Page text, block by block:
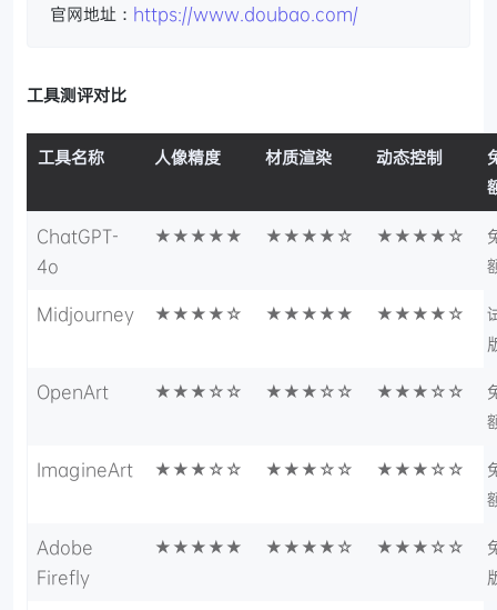
官网地址： https://www.doubao.com/
工具测评对比
工具名称 人像精度 材质渲染 动态控制
ChatGPT-
4o
★★★★★ ★★★★☆ ★★★★☆
Midjourney ★★★★☆ ★★★★★ ★★★★☆
OpenArt ★★★☆☆ ★★★☆☆ ★★★☆☆
ImagineArt ★★★☆☆ ★★★☆☆ ★★★☆☆
Adobe
Firefly
★★★★★ ★★★★☆ ★★★☆☆